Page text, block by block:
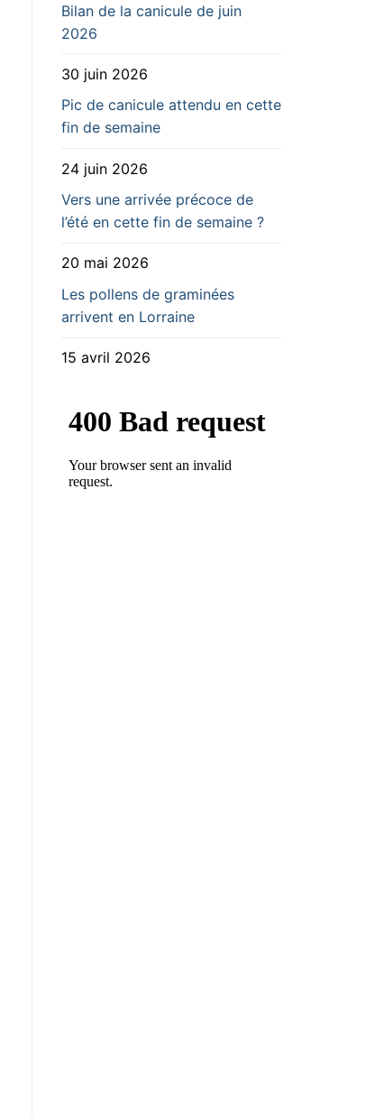
Bilan de la canicule de juin
2026
30 juin 2026
Pic de canicule attendu en cette
fin de semaine
24 juin 2026
Vers une arrivée précoce de
l’été en cette fin de semaine ?
20 mai 2026
Les pollens de graminées
arrivent en Lorraine
15 avril 2026